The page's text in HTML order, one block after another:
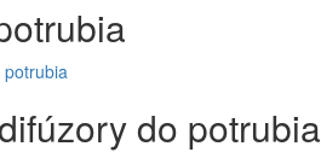
potrubia
do potrubia